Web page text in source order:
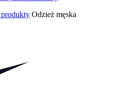
Odzież męska